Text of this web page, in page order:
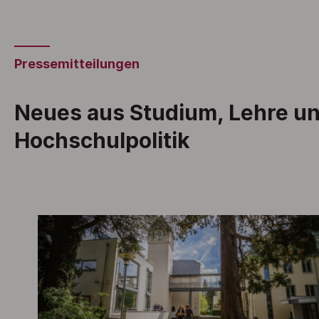
Pressemitteilungen
Neues aus Studium, Lehre
Hochschulpolitik